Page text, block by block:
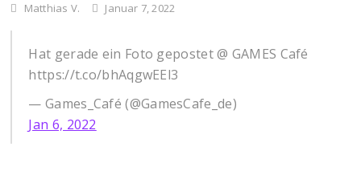
Matthias V. Januar 7, 2022
Hat gerade ein Foto gepostet @ GAMES Café
https://t.co/bhAqgwEEl3
— Games_Café (@GamesCafe_de)
Jan 6, 2022